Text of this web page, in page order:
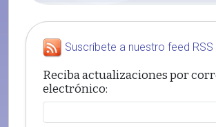
Suscríbete a nuestro feed RSS
Reciba actualizaciones por
electrónico: